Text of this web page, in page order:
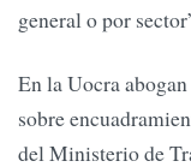
general o por
En la Uocra
sobre
del Ministerio de